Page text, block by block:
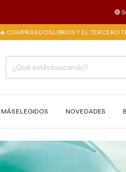
🔴 SOLO
🔥 COMPRÁS DOS LIBROS Y EL TERCERO
MÁS ELEGIDOS NOVEDADES